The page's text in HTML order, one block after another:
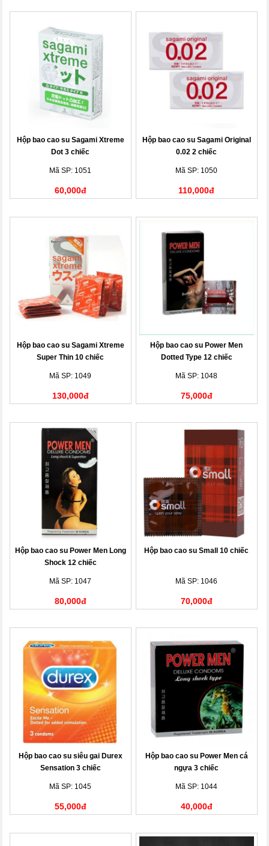
Hộp bao cao su Sagami Xtreme
Dot 3 chiếc
Mã SP: 1051
60,000đ
Hộp bao cao su Sagami Original
0.02 2 chiếc
Mã SP: 1050
110,000đ
Hộp bao cao su Sagami Xtreme
Super Thin 10 chiếc
Mã SP: 1049
130,000đ
Hộp bao cao su Power Men
Dotted Type 12 chiếc
Mã SP: 1048
75,000đ
Hộp bao cao su Power Men Long
Shock 12 chiếc
Mã SP: 1047
80,000đ
Hộp bao cao su Small 10 chiếc
Mã SP: 1046
70,000đ
Hộp bao cao su siêu gai Durex
Sensation 3 chiếc
Mã SP: 1045
55,000đ
Hộp bao cao su Power Men cá
ngựa 3 chiếc
Mã SP: 1044
40,000đ